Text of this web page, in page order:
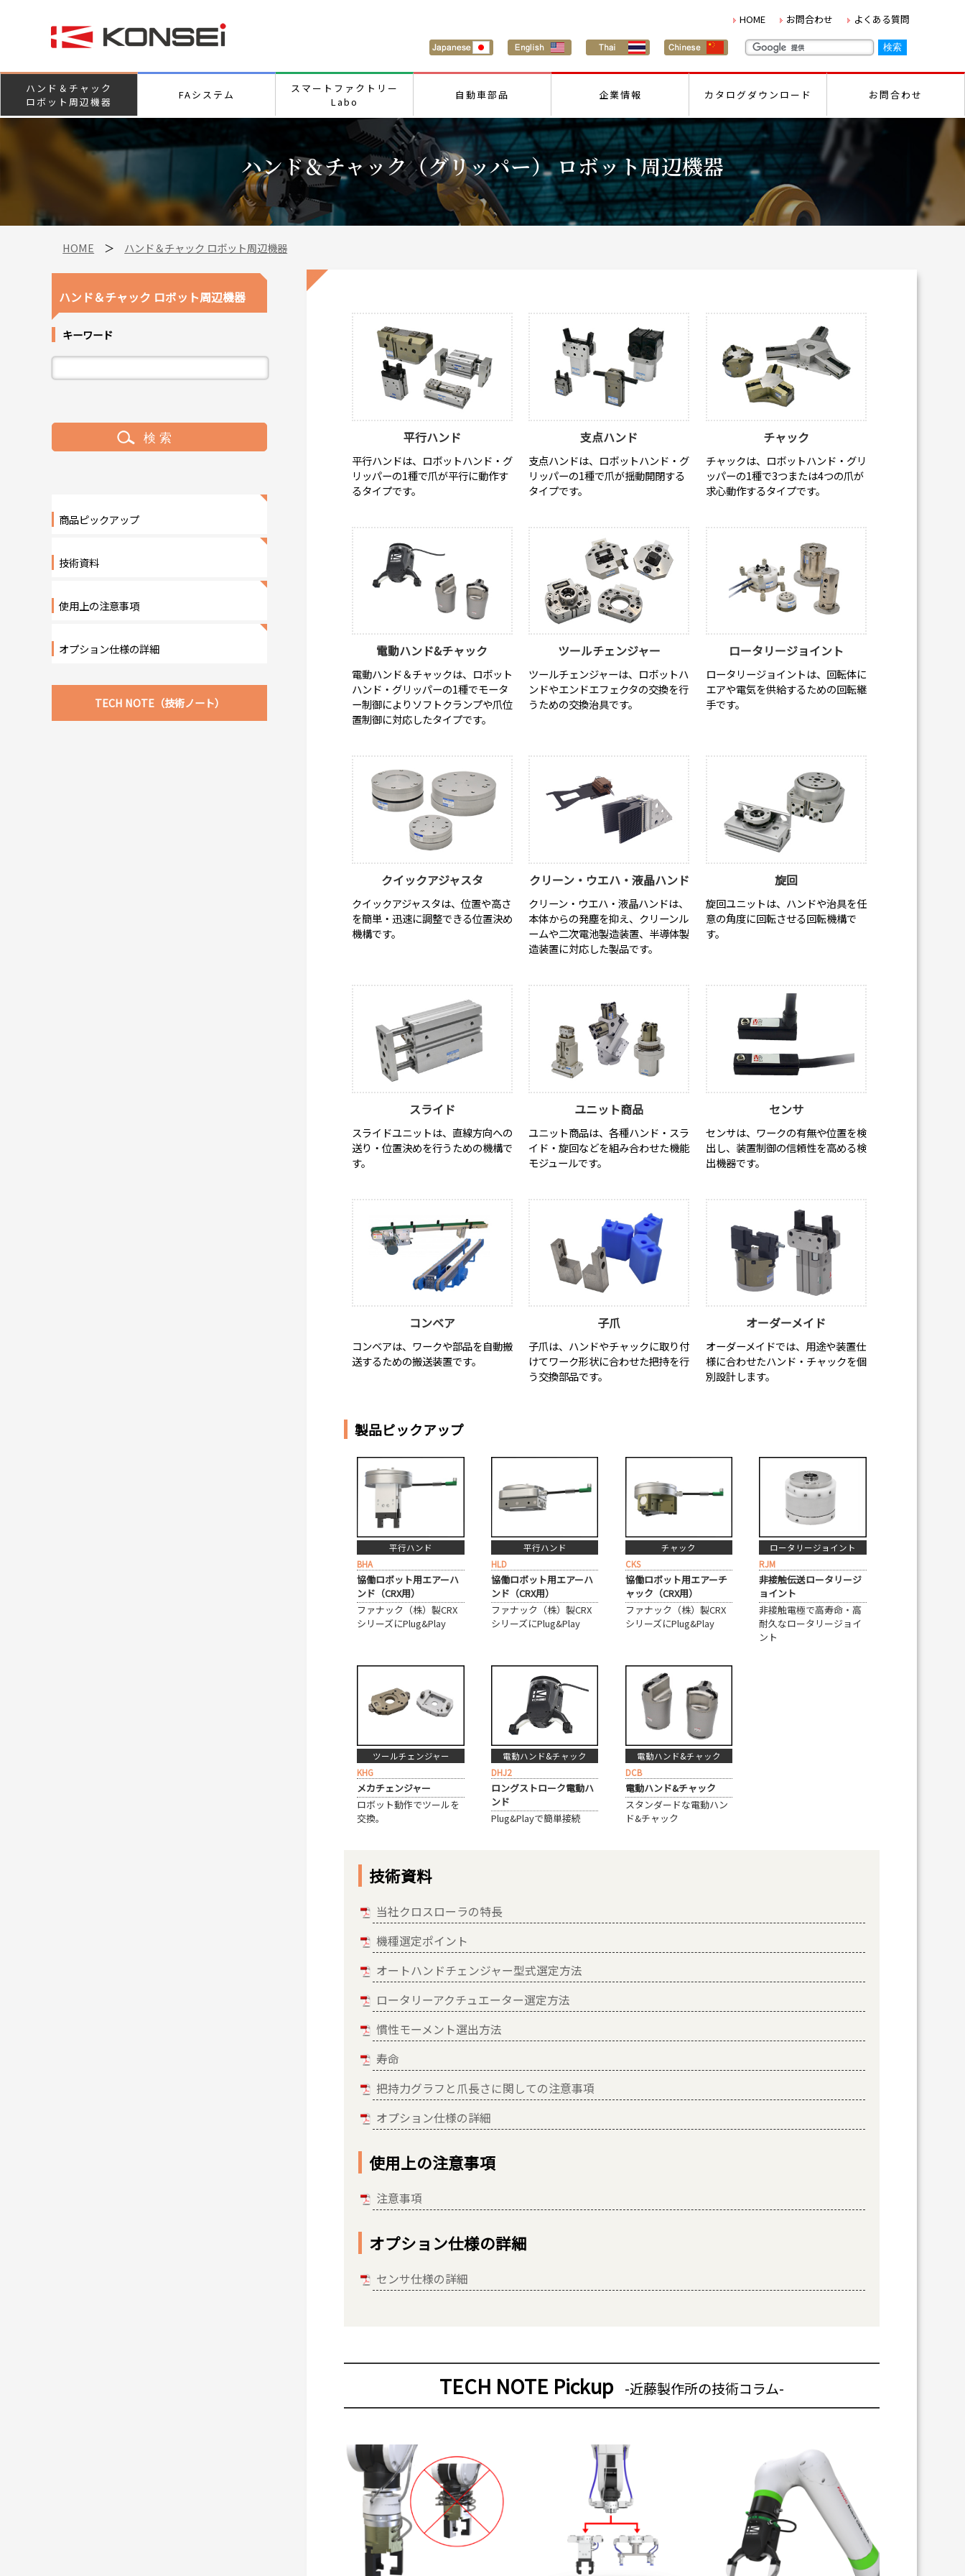
HOME お問合わせ よくある質問
ハンド＆チャック
ロボット周辺機器
FAシステム
スマートファクトリー
Labo
自動車部品 企業情報 カタログダウンロード お問合わせ
ハンド＆チャック（グリッパー） ロボット周辺機器
HOME ＞ ハンド＆チャック ロボット周辺機器
平行ハンド
平行ハンドは、ロボットハンド・グ
リッパーの1種で爪が平行に動作す
るタイプです。
支点ハンド
支点ハンドは、ロボットハンド・グ
リッパーの1種で爪が揺動開閉する
タイプです。
チャック
チャックは、ロボットハンド・グリ
ッパーの1種で3つまたは4つの爪が
求心動作するタイプです。
電動ハンド&チャック
電動ハンド＆チャックは、ロボット
ハンド・グリッパーの1種でモータ
ー制御によりソフトクランプや爪位
置制御に対応したタイプです。
ツールチェンジャー
ツールチェンジャーは、ロボットハ
ンドやエンドエフェクタの交換を行
うための交換治具です。
ロータリージョイント
ロータリージョイントは、回転体に
エアや電気を供給するための回転継
手です。
クイックアジャスタ
クイックアジャスタは、位置や高さ
を簡単・迅速に調整できる位置決め
機構です。
クリーン・ウエハ・液晶ハンド
クリーン・ウエハ・液晶ハンドは、
本体からの発塵を抑え、クリーンル
ームや二次電池製造装置、半導体製
造装置に対応した製品です。
旋回
旋回ユニットは、ハンドや治具を任
意の角度に回転させる回転機構で
す。
スライド
スライドユニットは、直線方向への
送り・位置決めを行うための機構で
す。
ユニット商品
ユニット商品は、各種ハンド・スラ
イド・旋回などを組み合わせた機能
モジュールです。
センサ
センサは、ワークの有無や位置を検
出し、装置制御の信頼性を高める検
出機器です。
コンベア
コンベアは、ワークや部品を自動搬
送するための搬送装置です。
子爪
子爪は、ハンドやチャックに取り付
けてワーク形状に合わせた把持を行
う交換部品です。
オーダーメイド
オーダーメイドでは、用途や装置仕
様に合わせたハンド・チャックを個
別設計します。
製品ピックアップ
平行ハンド
BHA
協働ロボット用エアーハ
ンド（CRX用）
ファナック（株）製CRX
シリーズにPlug&Play
平行ハンド
HLD
協働ロボット用エアーハ
ンド（CRX用）
ファナック（株）製CRX
シリーズにPlug&Play
チャック
CKS
協働ロボット用エアーチ
ャック（CRX用）
ファナック（株）製CRX
シリーズにPlug&Play
ロータリージョイント
RJM
非接触伝送ロータリージ
ョイント
非接触電極で高寿命・高
耐久なロータリージョイ
ント
ツールチェンジャー
KHG
メカチェンジャー
ロボット動作でツールを
交換。
電動ハンド&チャック
DHJ2
ロングストローク電動ハ
ンド
Plug&Playで簡単接続
電動ハンド&チャック
DCB
電動ハンド&チャック
スタンダードな電動ハン
ド&チャック
技術資料
当社クロスローラの特長
機種選定ポイント
オートハンドチェンジャー型式選定方法
ロータリーアクチュエーター選定方法
慣性モーメント選出方法
寿命
把持力グラフと爪長さに関しての注意事項
オプション仕様の詳細
使用上の注意事項
注意事項
オプション仕様の詳細
センサ仕様の詳細
TECH NOTE Pickup -近藤製作所の技術コラム-
ハンド＆チャック ロボット周辺機器
キーワード
商品ピックアップ
技術資料
使用上の注意事項
オプション仕様の詳細
TECH NOTE（技術ノート）